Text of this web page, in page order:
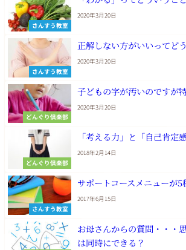
さんすう教室
2020年3月20日
さんすう教室
正解しない方がいいってど
2020年3月20日
どんぐり倶楽部
子どもの字が汚いのですが
2020年3月20日
どんぐり倶楽部
「考える力」と「自己肯定
2018年2月14日
さんすう教室
サポートコースメニューが5
2017年6月15日
お母さんからの質問・・・
は同時にできる？